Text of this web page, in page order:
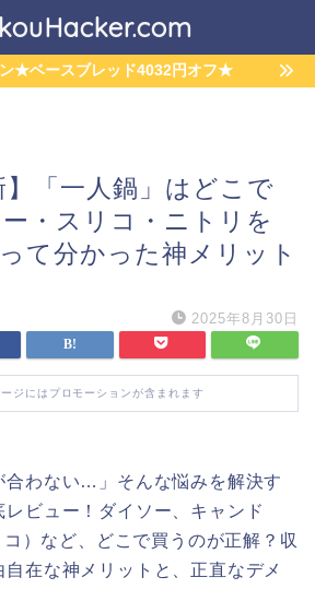
★ベースブレッド4032円オフ★
】「一人鍋」はどこで
・スリコ・ニトリを
て分かった神メリット
2025年8月30日
ージにはプロモーションが含まれます
合わない…」そんな悩みを解決す
レビュー！ダイソー、キャンド
）など、どこで買うのが正解？収
在な神メリットと、正直なデメ